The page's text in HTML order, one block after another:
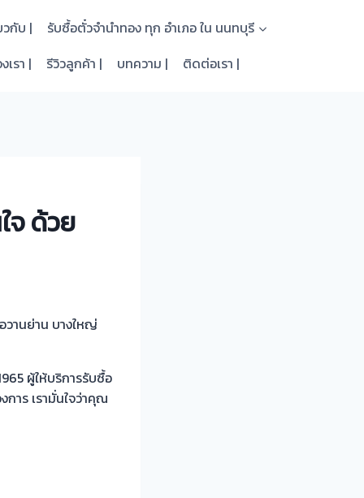
วกับ |
รับซื้อตั๋วจำนำทอง ทุก อำเภอ ใน นนทบุรี
เรา |
รีวิวลูกค้า | บทความ | ติดต่อเรา |
จ ด้วย
วานย่าน บางใหญ่
ผู้ให้บริการรับซื้อ
าร เรามั่นใจว่าคุณ